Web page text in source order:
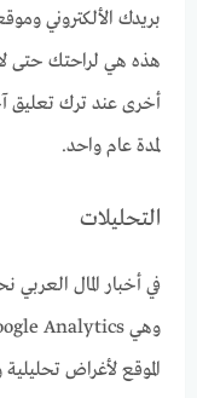
بريدك الألكتروني
هذه هي لراحتك حتى
أخرى عند ترك تعليق
لمدة عام واحد.
التحليلات
في أخبار المال
الموقع لأغراض